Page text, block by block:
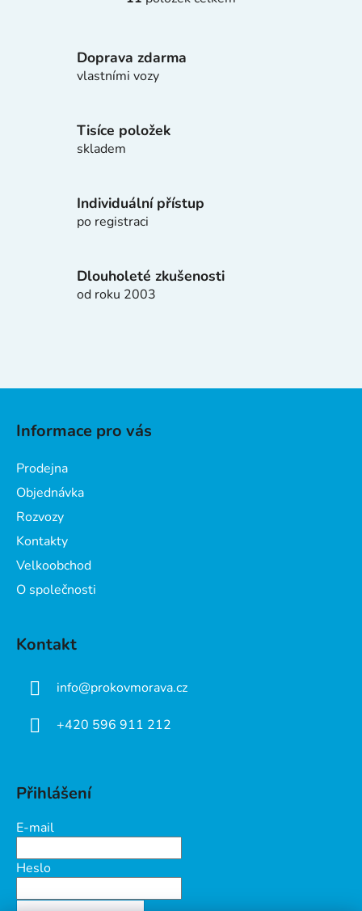
O
á
k
p
Doprava zdarma
vlastními vozy
Tisíce položek
skladem
Individuální přístup
po registraci
Dlouholeté zkušenosti
od roku 2003
Informace pro vás
Prodejna
Objednávka
Rozvozy
Kontakty
Velkoobchod
O společnosti
Kontakt
info@prokovmorava.cz
+420 596 911 212
Přihlášení
E-mail
Heslo